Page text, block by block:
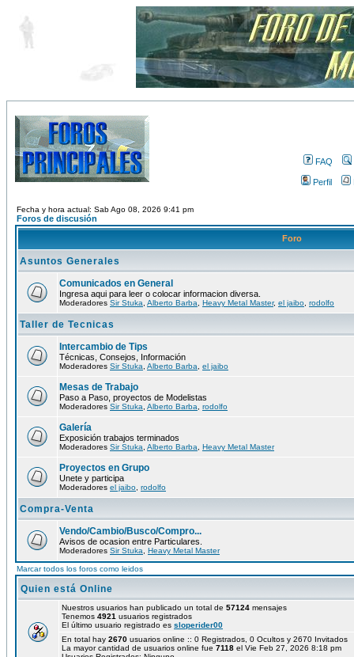
FAQ
Perfil
Fecha y hora actual: Sab Ago 08, 2026 9:41 pm
Foros de discusión
Foro
Asuntos Generales
Comunicados en General
Ingresa aqui para leer o colocar informacion diversa.
Moderadores Sir Stuka Alberto Barba Heavy Metal Master, el jaibo rodolfo
Taller de Tecnicas
Intercambio de Tips
Técnicas, Consejos, Información
Moderadores Sir Stuka Alberto Barba el jaibo
Mesas de Trabajo
Paso a Paso, proyectos de Modelistas
Moderadores Sir Stuka Alberto Barba rodolfo
Galería
Exposición trabajos terminados
Moderadores Sir Stuka Alberto Barba Heavy Metal Master
Proyectos en Grupo
Unete y participa
Moderadores el jaibo rodolfo
Compra-Venta
Vendo/Cambio/Busco/Compro...
Avisos de ocasion entre Particulares.
Moderadores Sir Stuka Heavy Metal Master
Marcar todos los foros como leidos
Quien está Online
Nuestros usuarios han publicado un total de 57124 mensajes
Tenemos 4921 usuarios registrados
El último usuario registrado es sloperider00
En total hay 2670 usuarios online :: 0 Registrados, 0 Ocultos y 2670
La mayor cantidad de usuarios online fue 7118 el Vie Feb 27, 2026 8:18 pm